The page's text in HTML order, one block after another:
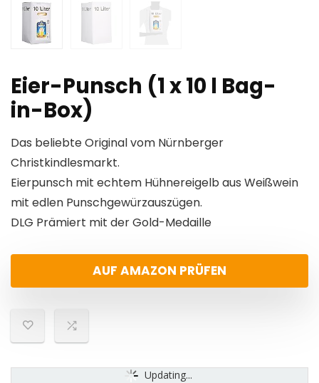
Eier-Punsch (1 x 10 l Bag-
in-Box)
Das beliebte Original vom Nürnberger
Christkindlesmarkt.
Eierpunsch mit echtem Hühnereigelb aus Weißwein
mit edlen Punschgewürzauszügen.
DLG Prämiert mit der Gold-Medaille
AUF AMAZON PRÜFEN
Updating...